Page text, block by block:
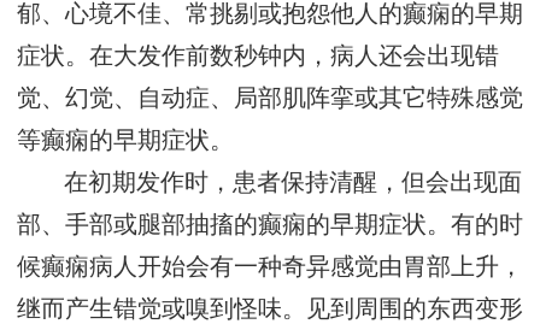
郁、心境不佳、常挑剔或抱怨他人的癫痫的早期
症状。在大发作前数秒钟内，病人还会出现错
觉、幻觉、自动症、局部肌阵挛或其它特殊感觉
等癫痫的早期症状。
在初期发作时，患者保持清醒，但会出现面
部、手部或腿部抽搐的癫痫的早期症状。有的时
候癫痫病人开始会有一种奇异感觉由胃部上升，
继而产生错觉或嗅到怪味。见到周围的东西变形